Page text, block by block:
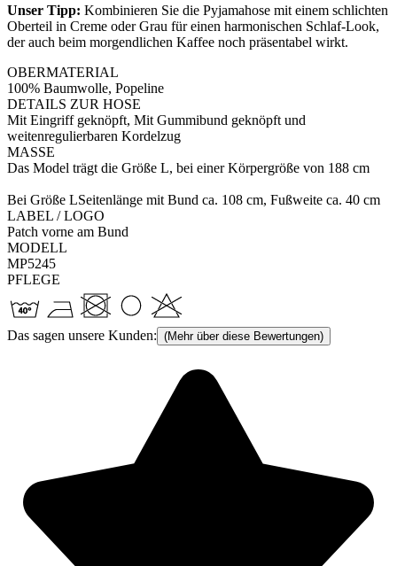
Unser Tipp: Kombinieren Sie die Pyjamahose mit einem schlichten
Oberteil in Creme oder Grau für einen harmonischen Schlaf-Look,
der auch beim morgendlichen Kaffee noch präsentabel wirkt.
OBERMATERIAL
100% Baumwolle, Popeline
DETAILS ZUR HOSE
Mit Eingriff geknöpft, Mit Gummibund geknöpft und
weitenregulierbaren Kordelzug
MASSE
Das Model trägt die Größe L, bei einer Körpergröße von 188 cm
Bei Größe LSeitenlänge mit Bund ca. 108 cm, Fußweite ca. 40 cm
LABEL / LOGO
Patch vorne am Bund
MODELL
MP5245
PFLEGE
Das sagen unsere Kunden: (Mehr über diese Bewertungen)